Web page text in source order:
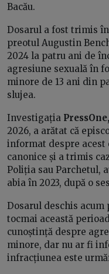
Bacău.
Dosarul a fost trimis
preotul Augustin
2024 la patru ani de
agresiune sexuală în
minore de 13 ani din
slujea.
Investigația PressOne,
2026, a arătat că
informat despre acest
canonice și a trimis
Poliția sau Parchetul,
abia în 2023, după o
Dosarul deschis acum
tocmai această
cunoștință despre
minore, dar nu ar fi
infracțiunea este